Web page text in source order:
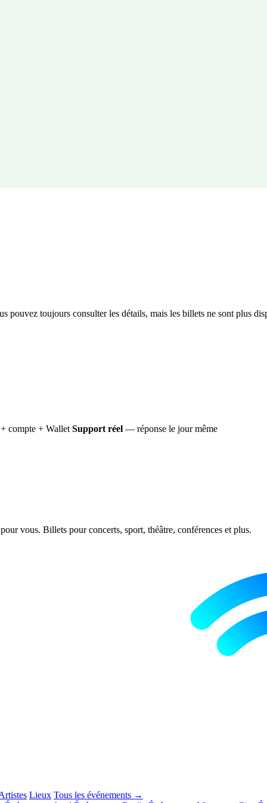
pouvez toujours consulter les détails, mais les billets ne sont plus
compte + Wallet Support réel — réponse le jour même
vous. Billets pour concerts, sport, théâtre, conférences et plus.
Lieux Tous les événements →